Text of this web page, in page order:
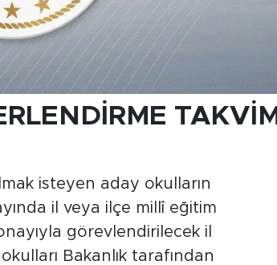
TAKVİMİ
isteyen aday okulların
il veya ilçe millî eğitim
görevlendirilecek il
Bakanlık tarafından